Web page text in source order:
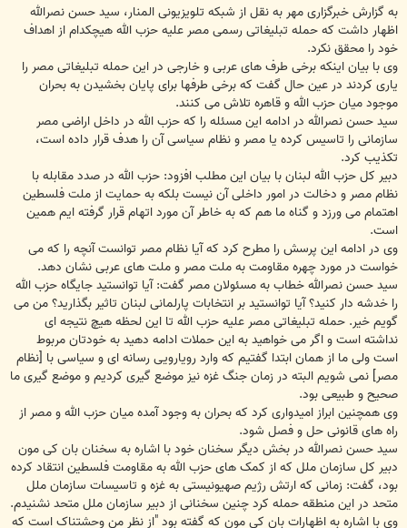
به گزارش خبرگزاری مهر به نقل از شبکه تلویزیونی المنار، سید حسن نصرالله
اظهار داشت که حمله تبلیغاتی رسمی مصر علیه حزب الله هیچکدام از اهداف
خود را محقق نکرد.
وی با بیان اینکه برخی طرف های عربی و خارجی در این حمله تبلیغاتی مصر را
یاری کردند در عین حال گفت که برخی طرفها برای پایان بخشیدن به بحران
موجود میان حزب الله و قاهره تلاش می کنند.
سید حسن نصرالله در ادامه این مسئله را که حزب الله در داخل اراضی مصر
سازمانی را تاسیس کرده یا مصر و نظام سیاسی آن را هدف قرار داده است،
تکذیب کرد.
دبیر کل حزب الله لبنان با بیان این مطلب افزود: حزب الله در صدد مقابله با
نظام مصر و دخالت در امور داخلی آن نیست بلکه به حمایت از ملت فلسطین
اهتمام می ورزد و گناه ما هم که به خاطر آن مورد اتهام قرار گرفته ایم همین
است.
وی در ادامه این پرسش را مطرح کرد که آیا نظام مصر توانست آنچه را که می
خواست در مورد چهره مقاومت به ملت مصر و ملت های عربی نشان دهد.
سید حسن نصرالله خطاب به مسئولان مصر گفت: آیا توانستید جایگاه حزب الله
را خدشه دار کنید؟ آیا توانستید بر انتخابات پارلمانی لبنان تاثیر بگذارید؟ من می
گویم خیر. حمله تبلیغاتی مصر علیه حزب الله تا این لحظه هیچ نتیجه ای
نداشته است و اگر می خواهید به این حملات ادامه دهید به خودتان مربوط
است ولی ما از همان ابتدا گفتیم که وارد رویارویی رسانه ای و سیاسی با [نظام
مصر] نمی شویم البته در زمان جنگ غزه نیز موضع گیری کردیم و موضع گیری ما
صحیح و طبیعی بود.
وی همچنین ابراز امیدواری کرد که بحران به وجود آمده میان حزب الله و مصر از
راه های قانونی حل و فصل شود.
سید حسن نصرالله در بخش دیگر سخنان خود با اشاره به سخنان بان کی مون
دبیر کل سازمان ملل که از کمک های حزب الله به مقاومت فلسطین انتقاد کرده
بود، گفت: زمانی که ارتش رژیم صهیونیستی به غزه و تاسیسات سازمان ملل
متحد در این منطقه حمله کرد چنین سخنانی از دبیر سازمان ملل متحد نشنیدم.
وی با اشاره به اظهارات بان کی مون که گفته بود "از نظر من وحشتناک است که